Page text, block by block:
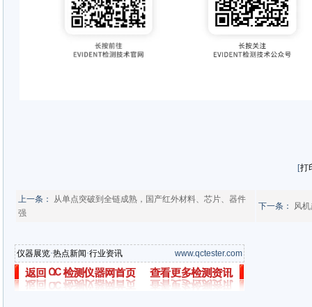
性，在全球范围内确保关键资产、
100 年来定义了我们的专业知识、
[打
上一条：
从单点突破到全链成熟，国产红外材料、芯片、器件
强
下一条： 风
仪器展览·热点新闻·行业资讯 www.qctester.com